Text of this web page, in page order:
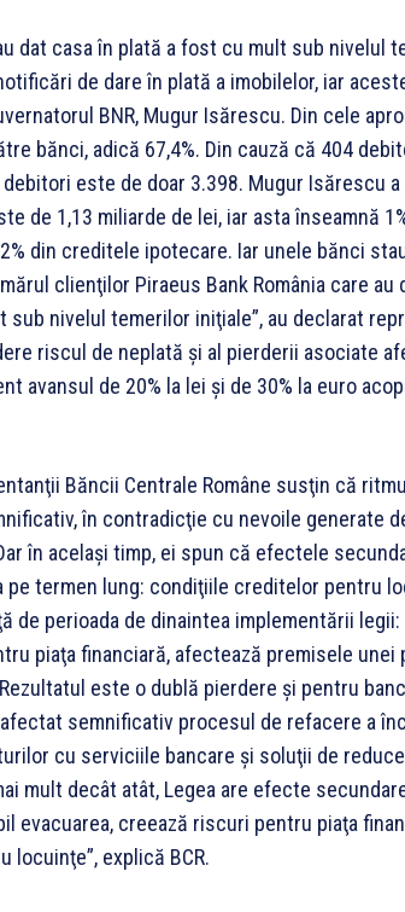
dat casa în plată a fost cu mult sub nivelul
de dare în plată a imobilelor, iar
BNR, Mugur Isărescu. Din cele
bănci, adică 67,4%. Din cauză că 404
este de doar 3.398. Mugur Isărescu
de 1,13 miliarde de lei, iar asta înseamnă
din creditele ipotecare. Iar unele bănci
clienţilor Piraeus Bank România care
sub nivelul temerilor iniţiale”, au declarat
riscul de neplată şi al pierderii asociate
avansul de 20% la lei şi de 30% la euro
Băncii Centrale Române susţin că
în contradicţie cu nevoile generate
în acelaşi timp, ei spun că efectele
pe termen lung: condiţiile creditelor pentru
de perioada de dinaintea implementării legii:
piaţa financiară, afectează premisele
este o dublă pierdere şi pentru
semnificativ procesul de refacere a
cu serviciile bancare şi soluţii de
mult decât atât, Legea are efecte
evacuarea, creează riscuri pentru piaţa
explică BCR.